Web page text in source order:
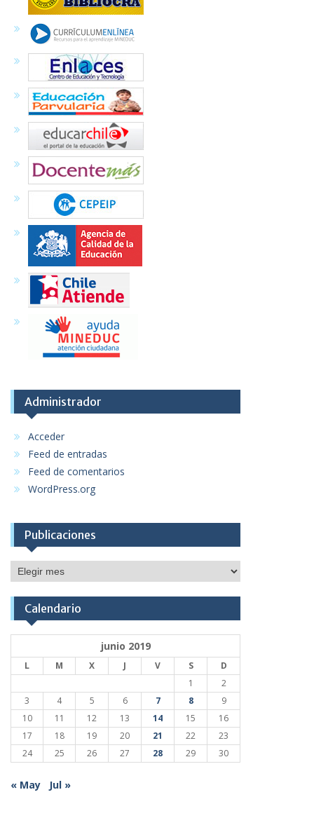
Administrador
Acceder
Feed de entradas
Feed de comentarios
WordPress.org
Publicaciones
Publicaciones
Calendario
junio 2019
L M X J V S
D
1
2
3
4 5 6 7 8
9
10
11 12 13 14 15
16
17
18 19 20 21 22
23
24
25 26 27 28 29 30
« May Jul »